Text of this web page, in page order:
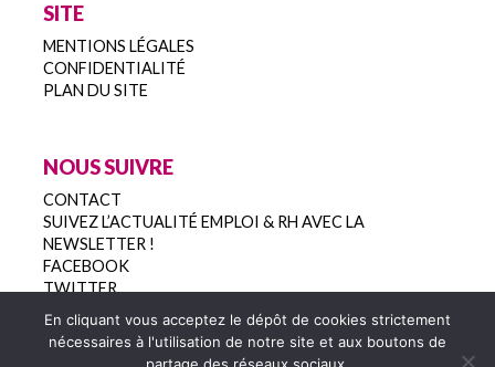
SITE
MENTIONS LÉGALES
CONFIDENTIALITÉ
PLAN DU SITE
NOUS SUIVRE
CONTACT
SUIVEZ L’ACTUALITÉ EMPLOI & RH AVEC LA
NEWSLETTER !
FACEBOOK
TWITTER
En cliquant vous acceptez le dépôt de cookies strictement
nécessaires à l'utilisation de notre site et aux boutons de